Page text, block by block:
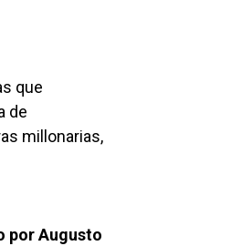
que
de
millonarias,
por Augusto